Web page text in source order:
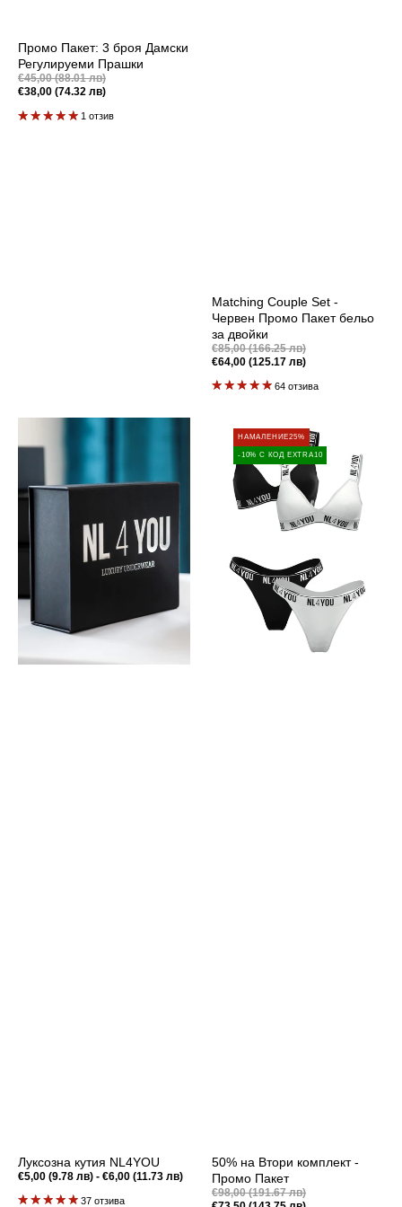
Промо Пакет: 3 броя Дамски
Регулируеми Прашки
€45,00 (88.01 лв)
Промоционална
цена
€38,00 (74.32 лв)
1 отзив
Matching Couple Set -
Червен Промо Пакет бельо
за двойки
€85,00 (166.25 лв)
Промоционална
цена
€64,00 (125.17 лв)
64 отзива
кутия
Луксозна кутия NL4YOU
Редовна
€5,00 (9.78 лв) - €6,00 (11.73 лв)
37 отзива
50%
Втори
комплект
НАМАЛЕНИЕ25%
-10% С КОД EXTRA10
50% на Втори комплект -
Промо Пакет
€98,00 (191.67 лв)
Промоционална